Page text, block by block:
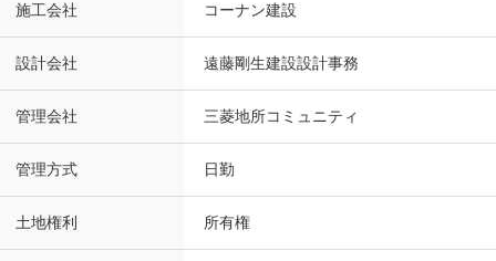
施工会社 コーナン建設
設計会社 遠藤剛生建設設計事務
管理会社 三菱地所コミュニティ
管理方式 日勤
土地権利 所有権